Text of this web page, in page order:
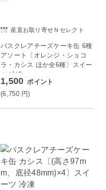
産直お取り寄せＮセレクト
バスクレアチーズケーキ缶 6種
アソート〔オレンジ・ショコ
ラ・カシス ほか全6種〕スイー
ツ 冷凍
1,500 ポイント
(6,750 円)